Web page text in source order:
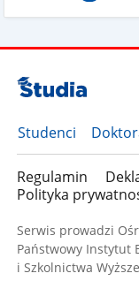
Studenci
Regulamin
Polityka
Serwis prowadzi
Państwowy Instytut
i Szkolnictwa